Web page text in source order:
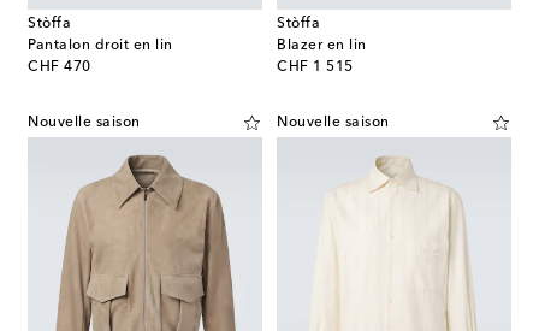
Stòffa
Pantalon droit en lin
CHF 470
original price
Stòffa
Blazer en lin
CHF 1 515
original price
Nouvelle saison Nouvelle saison